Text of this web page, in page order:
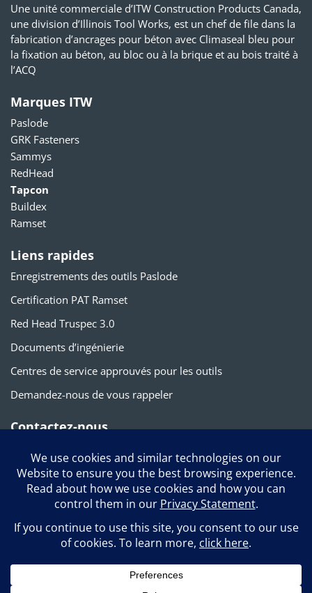
Une unité commerciale d’ITW Construction Products Canada,
une division d’Illinois Tool Works, est un chef de file dans la
fabrication d’ancrages pour béton avec Climaseal bleu pour
la fixation au béton, au bloc ou à la brique et au bois traité à
l’ACQ
Marques ITW
Paslode
GRK Fasteners
Sammys
RedHead
Tapcon
Buildex
Ramset
Liens rapides
Enregistrements des outils Paslode
Certification PAT Ramset
Red Head Truspec 3.0
Documents d’ingénierie
Centres de service approuvés pour les outils
Demandez-nous de vous rappeler
Contactez-nous
info@itwconstruction.ca
120 Travail Rd. Markham, ON L3S 3J1
Suivez-nous sur